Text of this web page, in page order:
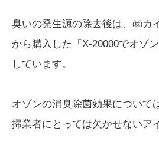
臭いの発生源の除去後は、㈱カ
から購入した「X-20000でオゾ
しています。
オゾンの消臭除菌効果について
掃業者にとっては欠かせないア